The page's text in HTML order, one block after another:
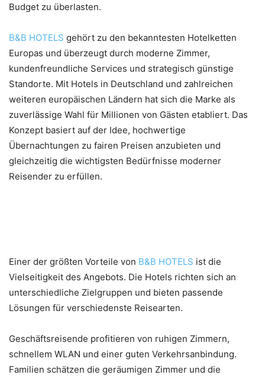
Budget zu überlasten.
B&B HOTELS gehört zu den bekanntesten Hotelketten
Europas und überzeugt durch moderne Zimmer,
kundenfreundliche Services und strategisch günstige
Standorte. Mit Hotels in Deutschland und zahlreichen
weiteren europäischen Ländern hat sich die Marke als
zuverlässige Wahl für Millionen von Gästen etabliert. Das
Konzept basiert auf der Idee, hochwertige
Übernachtungen zu fairen Preisen anzubieten und
gleichzeitig die wichtigsten Bedürfnisse moderner
Reisender zu erfüllen.
Einer der größten Vorteile von B&B HOTELS ist die
Vielseitigkeit des Angebots. Die Hotels richten sich an
unterschiedliche Zielgruppen und bieten passende
Lösungen für verschiedenste Reisearten.
Geschäftsreisende profitieren von ruhigen Zimmern,
schnellem WLAN und einer guten Verkehrsanbindung.
Familien schätzen die geräumigen Zimmer und die